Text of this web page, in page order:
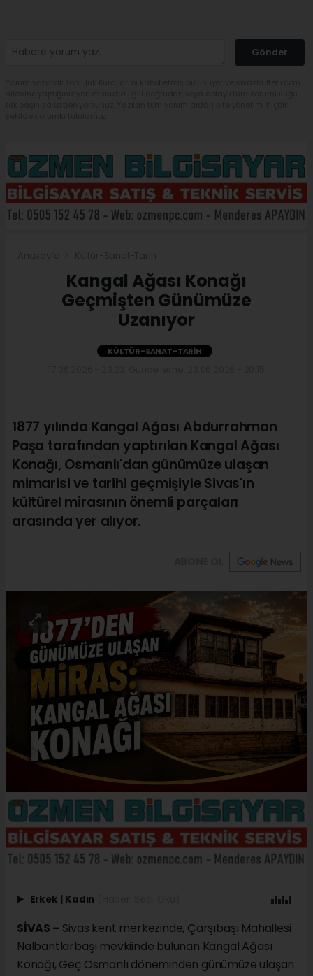
Gönder
Kangal Ağası Konağı
Geçmişten Günümüze
Uzanıyor
KÜLTÜR-SANAT-TARIH
1877 yılında Kangal Ağası Abdurrahman
Paşa tarafından yaptırılan Kangal Ağası
Konağı, Osmanlı'dan günümüze ulaşan
mimarisi ve tarihi geçmişiyle Sivas'ın
kültürel mirasının önemli parçaları
arasında yer alıyor.
Erkek Kadın
SİVAS – Sivas kent merkezinde, Çarşıbaşı Mahallesi
Nalbantlarbaşı mevkiinde bulunan Kangal Ağası
Konağı, Geç Osmanlı döneminden günümüze ulaşan